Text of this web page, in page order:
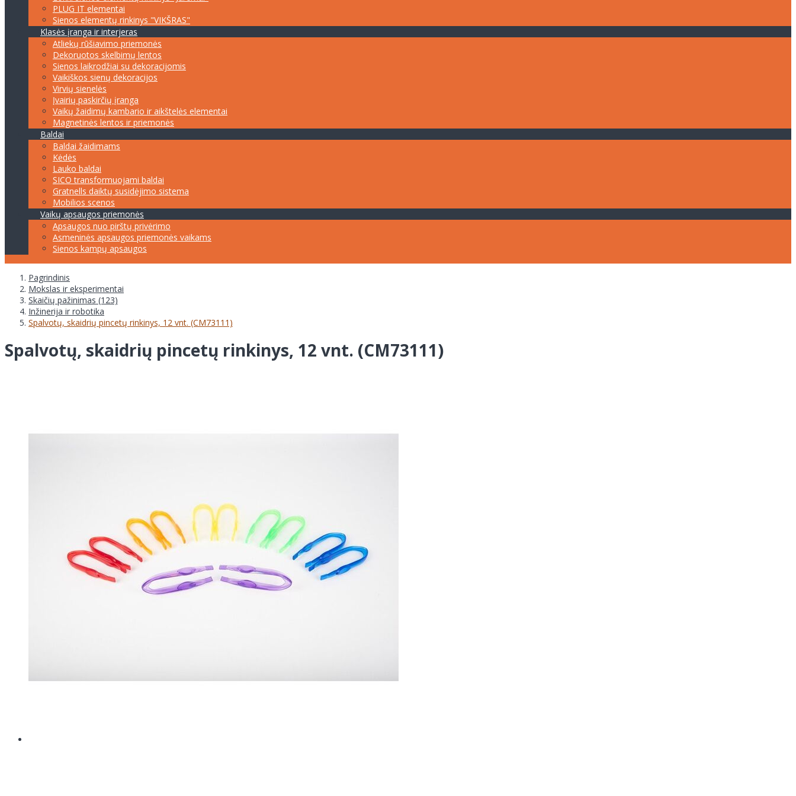
PLUG IT elementai
Sienos elementų rinkinys "VIKŠRAS"
Klasės įranga ir interjeras
Atliekų rūšiavimo priemonės
Dekoruotos skelbimų lentos
Sienos laikrodžiai su dekoracijomis
Vaikiškos sienų dekoracijos
Virvių sienelės
Įvairių paskirčių įranga
Vaikų žaidimų kambario ir aikštelės elementai
Magnetinės lentos ir priemonės
Baldai
Baldai žaidimams
Kėdės
Lauko baldai
SICO transformuojami baldai
Gratnells daiktų susidėjimo sistema
Mobilios scenos
Vaikų apsaugos priemonės
Apsaugos nuo pirštų privėrimo
Asmeninės apsaugos priemonės vaikams
Sienos kampų apsaugos
Pagrindinis
Mokslas ir eksperimentai
Skaičių pažinimas (123)
Inžinerija ir robotika
Spalvotų, skaidrių pincetų rinkinys, 12 vnt. (CM73111)
Spalvotų, skaidrių pincetų rinkinys, 12 vnt. (CM73111)